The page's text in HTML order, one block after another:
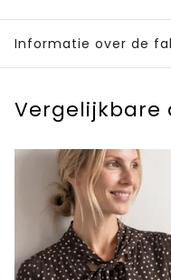
Informatie over de
Vergelijkbare